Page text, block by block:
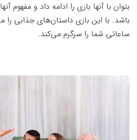
بتوان با آنها بازی را ادامه داد و مفهوم
باشد. با این بازی داستان‌های جذابی
ساعاتی شما را سرگرم می‌کند.